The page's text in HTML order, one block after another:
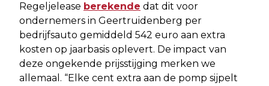
Regeljelease berekende dat dit voor
ondernemers in Geertruidenberg per
bedrijfsauto gemiddeld 542 euro aan extra
kosten op jaarbasis oplevert. De impact van
deze ongekende prijsstijging merken we
allemaal. “Elke cent extra aan de pomp sijpelt